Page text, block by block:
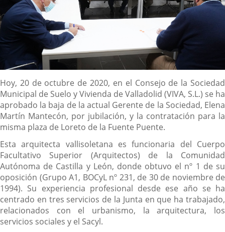
Descripción
Hoy, 20 de octubre de 2020, en el Consejo de la Sociedad
Municipal de Suelo y Vivienda de Valladolid (VIVA, S.L.) se ha
aprobado la baja de la actual Gerente de la Sociedad, Elena
Martín Mantecón, por jubilación, y la contratación para la
misma plaza de Loreto de la Fuente Puente.
Esta arquitecta vallisoletana es funcionaria del Cuerpo
Facultativo Superior (Arquitectos) de la Comunidad
Autónoma de Castilla y León, donde obtuvo el nº 1 de su
oposición (Grupo A1, BOCyL nº 231, de 30 de noviembre de
1994). Su experiencia profesional desde ese año se ha
centrado en tres servicios de la Junta en que ha trabajado,
relacionados con el urbanismo, la arquitectura, los
servicios sociales y el Sacyl.